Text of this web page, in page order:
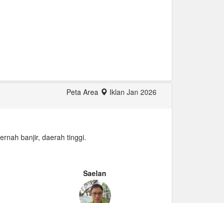
Peta Area Iklan Jan 2026
banjir, daerah tinggi.
Saelan